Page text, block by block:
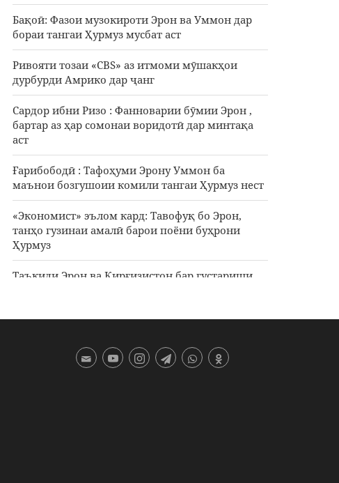
Бақоӣ: Фазои музокироти Эрон ва Уммон дар
бораи тангаи Ҳурмуз мусбат аст
Ривояти тозаи «CBS» аз итмоми мӯшакҳои
дурбурди Амрико дар ҷанг
Сардор ибни Ризо : Фанноварии бӯмии Эрон ,
бартар аз ҳар сомонаи воридотӣ дар минтақа
аст
Ғарибободӣ : Тафоҳуми Эрону Уммон ба
маънои бозгушоии комили тангаи Ҳурмуз нест
«Экономист» эълом кард: Тавофуқ бо Эрон,
танҳо гузинаи амалӣ барои поёни буҳрони
Ҳурмуз
Таъкиди Эрон ва Қирғизистон бар густариши
Ҳамалоти ҳавоӣ ва тӯпхонаии режими